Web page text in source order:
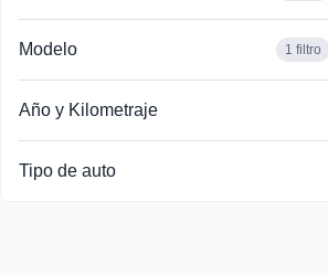
Modelo 1 filtro
Año y Kilometraje
Tipo de auto